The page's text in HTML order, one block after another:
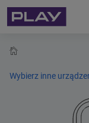
Wybierz inne